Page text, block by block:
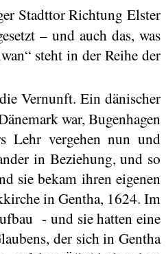
Stadttor Richtung Elster
– und auch das, was
steht in der Reihe der
Vernunft. Ein dänischer
war, Bugenhagen
Lehr vergehen nun und
in Beziehung, und so
sie bekam ihren eigenen
inGentha, 1624. Im
- und sie hatten eine
der sich in Gentha